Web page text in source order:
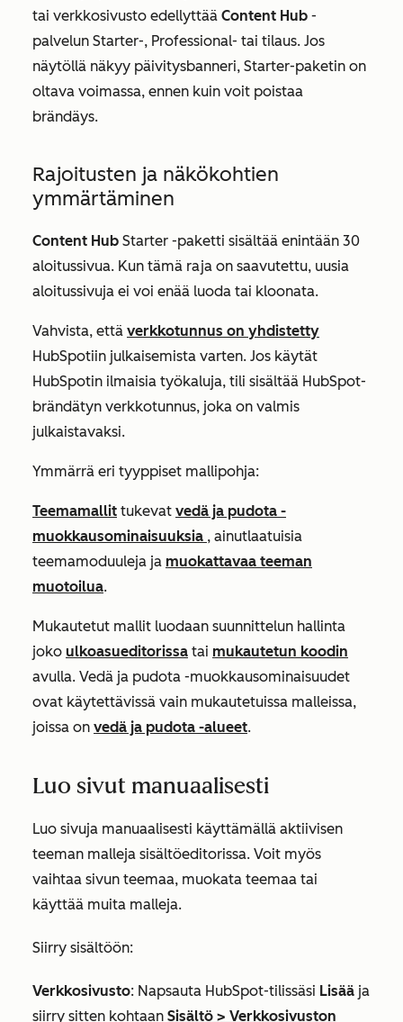
tai verkkosivusto edellyttää Content Hub -
palvelun Starter-, Professional- tai tilaus. Jos
näytöllä näkyy päivitysbanneri, Starter-paketin on
oltava voimassa, ennen kuin voit poistaa
brändäys.
Rajoitusten ja näkökohtien
ymmärtäminen
Content Hub Starter -paketti sisältää enintään 30
aloitussivua. Kun tämä raja on saavutettu, uusia
aloitussivuja ei voi enää luoda tai kloonata.
Vahvista, että verkkotunnus on yhdistetty
HubSpotiin julkaisemista varten. Jos käytät
HubSpotin ilmaisia työkaluja, tili sisältää HubSpot-
brändätyn verkkotunnus, joka on valmis
julkaistavaksi.
Ymmärrä eri tyyppiset mallipohja:
Teemamallit tukevat vedä ja pudota -
muokkausominaisuuksia , ainutlaatuisia
teemamoduuleja ja muokattavaa teeman
muotoilua.
Mukautetut mallit luodaan suunnittelun hallinta
joko ulkoasueditorissa tai mukautetun koodin
avulla. Vedä ja pudota -muokkausominaisuudet
ovat käytettävissä vain mukautetuissa malleissa,
joissa on vedä ja pudota -alueet.
Luo sivut manuaalisesti
Luo sivuja manuaalisesti käyttämällä aktiivisen
teeman malleja sisältöeditorissa. Voit myös
vaihtaa sivun teemaa, muokata teemaa tai
käyttää muita malleja.
Siirry sisältöön:
Verkkosivusto: Napsauta HubSpot-tilissäsi Lisää ja
siirry sitten kohtaan Sisältö > Verkkosivuston